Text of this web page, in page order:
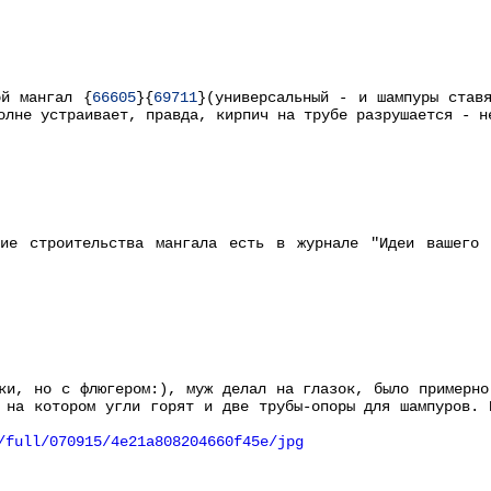
мангал {66605}{69711}(универсальный - и шампуры
устраивает, правда, кирпич на трубе разрушается -
строительства мангала есть в журнале "Идеи
но с флюгером:), муж делал на глазок, было
на котором угли горят и две трубы-опоры для шампуров.
070915/4e21a808204660f45e/jpg